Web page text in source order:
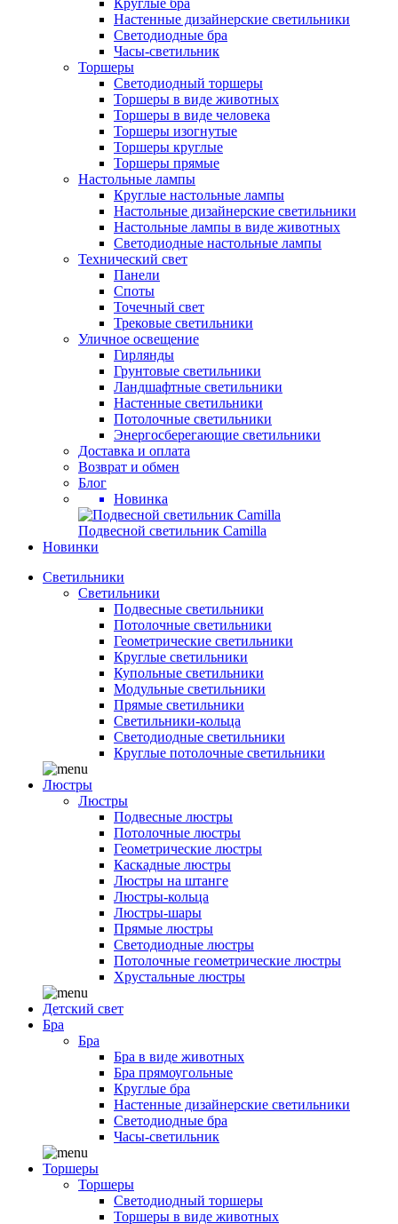
Круглые бра
Настенные дизайнерские светильники
Светодиодные бра
Часы-светильник
Торшеры
Светодиодный торшеры
Торшеры в виде животных
Торшеры в виде человека
Торшеры изогнутые
Торшеры круглые
Торшеры прямые
Настольные лампы
Круглые настольные лампы
Настольные дизайнерские светильники
Настольные лампы в виде животных
Светодиодные настольные лампы
Технический свет
Панели
Споты
Точечный свет
Трековые светильники
Уличное освещение
Гирлянды
Грунтовые светильники
Ландшафтные светильники
Настенные светильники
Потолочные светильники
Энергосберегающие светильники
Доставка и оплата
Возврат и обмен
Блог
Новинка
Подвесной светильник Camilla
Новинки
Светильники
Светильники
Подвесные светильники
Потолочные светильники
Геометрические светильники
Круглые светильники
Купольные светильники
Модульные светильники
Прямые светильники
Светильники-кольца
Светодиодные светильники
Круглые потолочные светильники
Люстры
Люстры
Подвесные люстры
Потолочные люстры
Геометрические люстры
Каскадные люстры
Люстры на штанге
Люстры-кольца
Люстры-шары
Прямые люстры
Светодиодные люстры
Потолочные геометрические люстры
Хрустальные люстры
Детский свет
Бра
Бра
Бра в виде животных
Бра прямоугольные
Круглые бра
Настенные дизайнерские светильники
Светодиодные бра
Часы-светильник
Торшеры
Торшеры
Светодиодный торшеры
Торшеры в виде животных